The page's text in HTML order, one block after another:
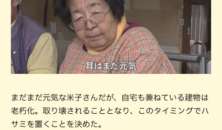
まだまだ元気な米子さんだが、自宅も兼ねている建物は
老朽化。取り壊されることとなり、このタイミングでハ
サミを置くことを決めた。